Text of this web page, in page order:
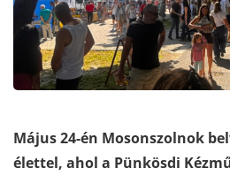
Május 24-én Mosonszolnok
élettel, ahol a Pünkösdi